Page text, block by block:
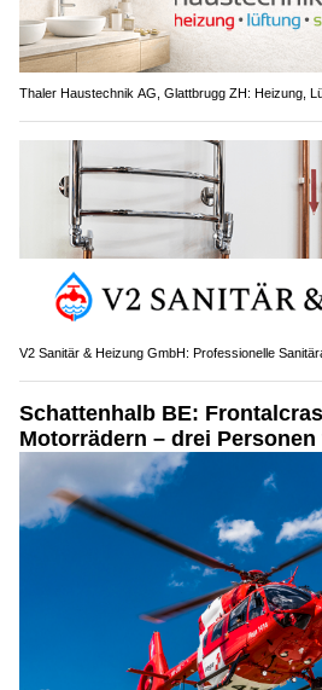
Thaler Haustechnik AG, Glattbrugg ZH: Heizung,
V2 Sanitär & Heizung GmbH: Professionelle
Schattenhalb BE:
Motorrädern – drei